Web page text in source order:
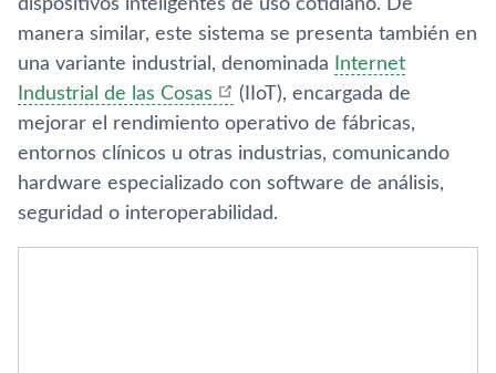
dispositivos inteligentes de uso cotidiano. De
manera similar, este sistema se presenta también en
una variante industrial, denominada
Internet
Industrial de las Cosas
(IIoT), encargada de
mejorar el rendimiento operativo de fábricas,
entornos clínicos u otras industrias, comunicando
hardware especializado con software de análisis,
seguridad o interoperabilidad.